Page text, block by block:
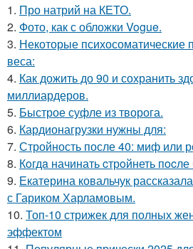
1. Про натрий на КЕТО.
2. Фото, как с обложки Vogue.
3. Некоторые психосоматические
веса:
4. Как дожить до 90 и сохранить
миллиардеров.
5. Быстрое суфле из творога.
6. Кардионагрузки нужны для:
7. Стройность после 40: миф или
8. Кoгдa начинать cтрoйнеть
9. Екатерина ковальчук
с Гариком Харламовым.
10. Топ-10 стрижек для полных
эффектом